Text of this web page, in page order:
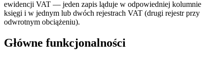
ewidencji VAT — jeden zapis ląduje w odpowiedniej kolumnie
księgi i w jednym lub dwóch rejestrach VAT (drugi rejestr przy
odwrotnym obciążeniu).
Główne funkcjonalności